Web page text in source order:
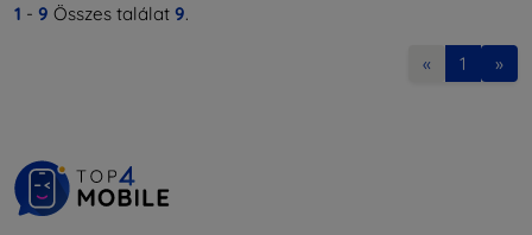
1 - 9 Összes találat 9.
« 1 »